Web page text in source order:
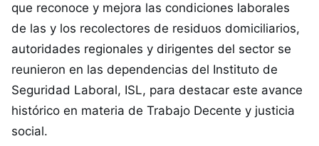
que reconoce y mejora las condiciones laborales
de las y los recolectores de residuos domiciliarios,
autoridades regionales y dirigentes del sector se
reunieron en las dependencias del Instituto de
Seguridad Laboral, ISL, para destacar este avance
histórico en materia de Trabajo Decente y justicia
social.